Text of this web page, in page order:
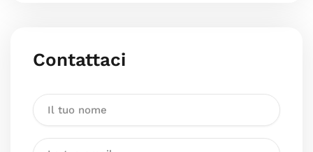
Contattaci